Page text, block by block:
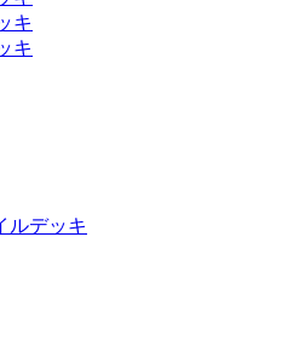
キ
キ
ルデッキ